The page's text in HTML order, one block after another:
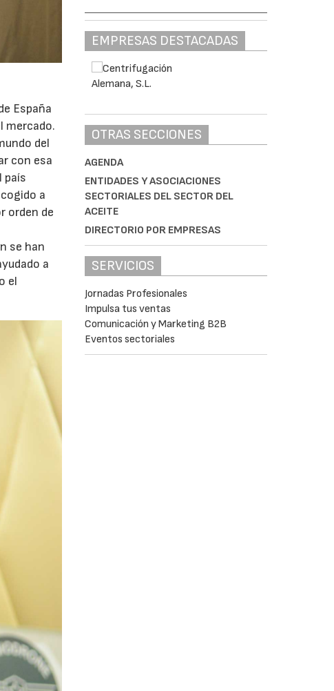
España
mercado.
del
con esa
país
a
orden de
se han
a
el
EMPRESAS DESTACADAS
OTRAS SECCIONES
AGENDA
ENTIDADES Y ASOCIACIONES
SECTORIALES DEL SECTOR DEL
ACEITE
DIRECTORIO POR EMPRESAS
SERVICIOS
Jornadas Profesionales
Impulsa tus ventas
Comunicación y Marketing B2B
Eventos sectoriales